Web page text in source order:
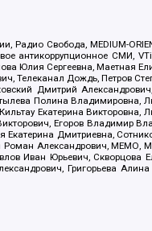
Радио Свобода, MEDIUM-
антикоррупционное СМИ,
Юлия Сергеевна, Маетная
Телеканал Дождь, Петров
Дмитрий
Полина Владимировна,
Екатерина Викторовна,
Егоров Владимир
Дмитриевна,
Роман Александрович, МЕМО,
Иван Юрьевич, Скворцова
Григорьева Алина